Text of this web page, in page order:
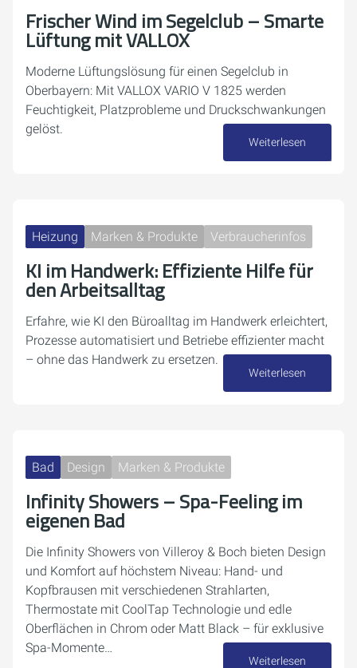
Frischer Wind im Segelclub – Smarte
Lüftung mit VALLOX
Moderne Lüftungslösung für einen Segelclub in
Oberbayern: Mit VALLOX VARIO V 1825 werden
Feuchtigkeit, Platzprobleme und Druckschwankungen
gelöst.
Weiterlesen
Heizung Marken & Produkte Verbraucherinfos
KI im Handwerk: Effiziente Hilfe für
den Arbeitsalltag
Erfahre, wie KI den Büroalltag im Handwerk erleichtert,
Prozesse automatisiert und Betriebe effizienter macht
– ohne das Handwerk zu ersetzen.
Weiterlesen
Bad Design Marken & Produkte
Infinity Showers – Spa-Feeling im
eigenen Bad
Die Infinity Showers von Villeroy & Boch bieten Design
und Komfort auf höchstem Niveau: Hand- und
Kopfbrausen mit verschiedenen Strahlarten,
Thermostate mit CoolTap Technologie und edle
Oberflächen in Chrom oder Matt Black – für exklusive
Spa-Momente…
Weiterlesen